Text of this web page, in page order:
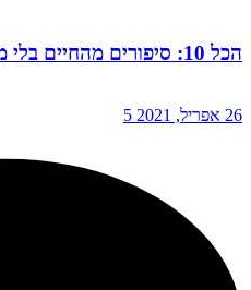
הכל 10: סיפורים מהחיים בלי מתכונים
26 אפריל, 2021 5